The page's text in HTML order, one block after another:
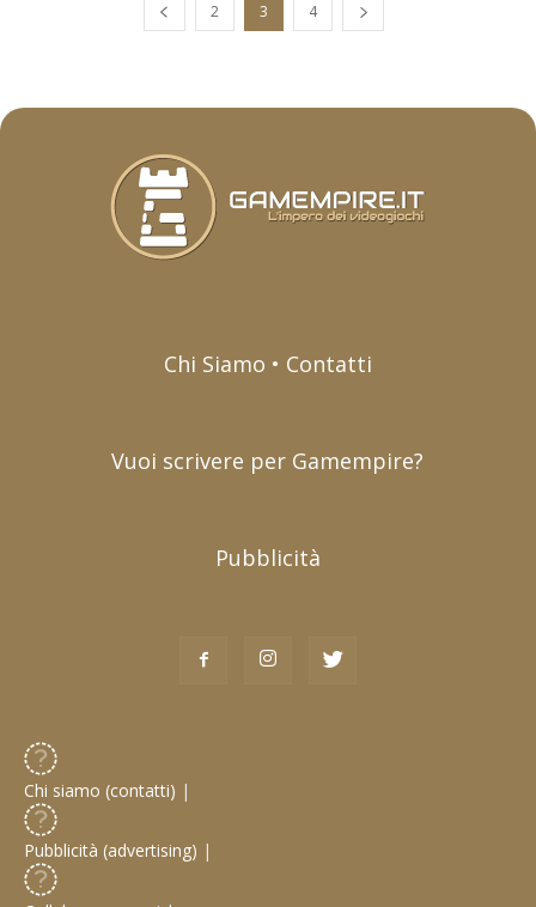
2 3 4
Chi Siamo • Contatti
Vuoi scrivere per Gamempire?
Pubblicità
Chi siamo (contatti) |
Pubblicità (advertising) |